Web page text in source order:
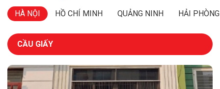
HÀ NỘI HỒ CHÍ MINH QUẢNG NINH HẢI PHÒNG
CẦU GIẤY